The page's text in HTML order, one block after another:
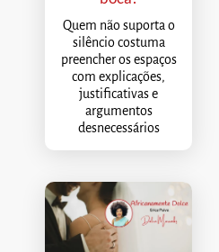
Quem não suporta o
silêncio costuma
preencher os espaços
com explicações,
justificativas e
argumentos
desnecessários